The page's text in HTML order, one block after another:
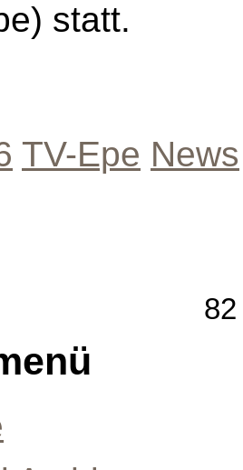
statt.
TV-Epe News